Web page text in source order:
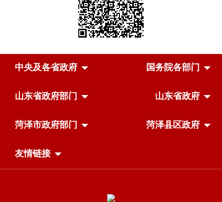
中央及各省政府 国务院各部门
山东省政府部门 山东省政府
菏泽市政府部门 菏泽县区政府
友情链接